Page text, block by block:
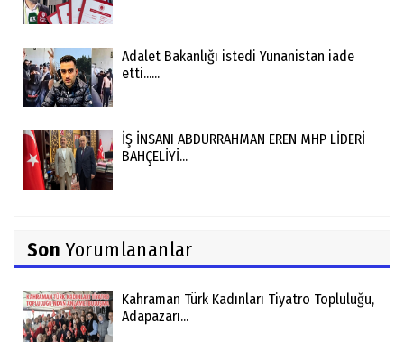
Adalet Bakanlığı istedi Yunanistan iade
etti......
İŞ İNSANI ABDURRAHMAN EREN MHP LİDERİ
BAHÇELİYİ...
Son Yorumlananlar
Kahraman Türk Kadınları Tiyatro Topluluğu,
Adapazarı...